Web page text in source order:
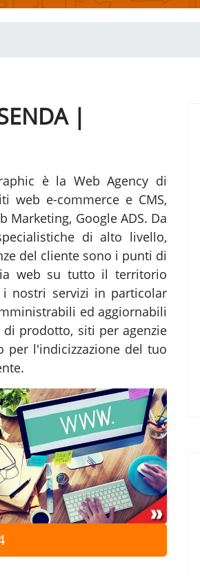
|
è la Web Agency di
web e-commerce e CMS,
Marketing, Google ADS. Da
di alto livello,
del cliente sono i punti di
web su tutto il territorio
nostri servizi in particolar
ed aggiornabili
prodotto, siti per agenzie
l'indicizzazione del tuo